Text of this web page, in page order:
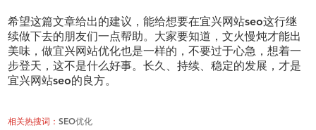
希望这篇文章给出的建议，能给想要在宜兴网站seo这行继
续做下去的朋友们一点帮助。大家要知道，文火慢炖才能出
美味，做宜兴网站优化也是一样的，不要过于心急，想着一
步登天，这不是什么好事。长久、持续、稳定的发展，才是
宜兴网站seo的良方。
相关热搜词：SEO优化